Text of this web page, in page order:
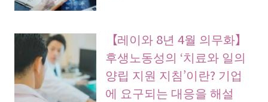
【레이와 8년 4월 의무화】
후생노동성의 ‘치료와 일의
양립 지원 지침’이란? 기업
에 요구되는 대응을 해설